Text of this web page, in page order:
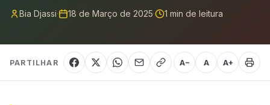
Bia Djassi· 18 de Março de 2025· 1 min de leitura
PARTILHAR A− A A+